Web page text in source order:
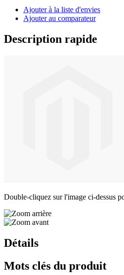
Ajouter à la liste d'envies
Ajouter au comparateur
Description rapide
Double-cliquez sur l'image ci-dessus
Détails
Mots clés du produit